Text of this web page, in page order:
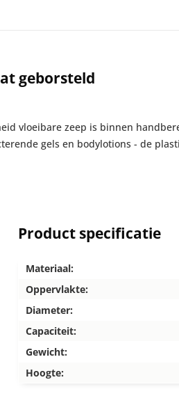
geborsteld
vloeibare zeep is binnen
gels en bodylotions - de
Product specificatie
Materiaal:
Oppervlakte:
Diameter:
Capaciteit:
Gewicht:
Hoogte: